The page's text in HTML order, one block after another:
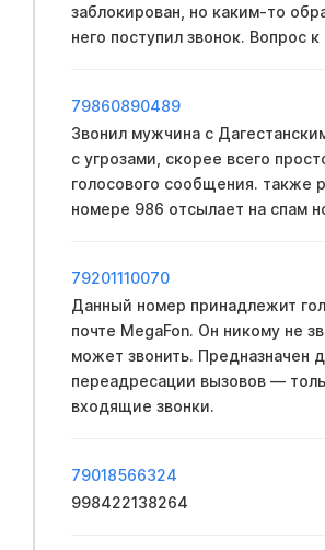
заблокирован, но каким-то
него поступил звонок. Вопрос
79860890489
Звонил мужчина с
с угрозами, скорее всего
голосового сообщения. также
номере 986 отсылает на спам
79201110070
Данный номер принадлежит
почте MegaFon. Он никому не
может звонить. Предназначен
переадресации вызовов —
входящие звонки.
79018566324
998422138264